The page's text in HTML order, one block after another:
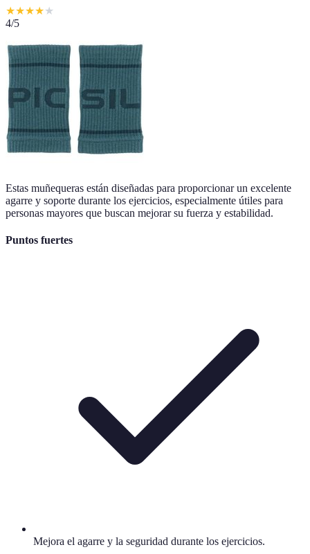
★★★★★
4/5
Estas muñequeras están diseñadas para proporcionar un excelente
agarre y soporte durante los ejercicios, especialmente útiles para
personas mayores que buscan mejorar su fuerza y estabilidad.
Puntos fuertes
Mejora el agarre y la seguridad durante los ejercicios.